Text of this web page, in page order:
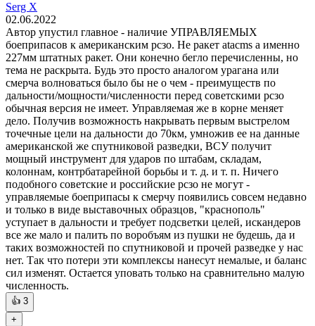
Serg X
02.06.2022
Автор упустил главное - наличие УПРАВЛЯЕМЫХ
боеприпасов к американским рсзо. Не ракет atacms а именно
227мм штатных ракет. Они конечно бегло перечисленны, но
тема не раскрыта. Будь это просто аналогом урагана или
смерча волноваться было бы не о чем - преимуществ по
дальности/мощности/численности перед советскими рсзо
обычная версия не имеет. Управляемая же в корне меняет
дело. Получив возможность накрывать первым выстрелом
точечные цели на дальности до 70км, умножив ее на данные
американской же спутниковой разведки, ВСУ получит
мощный инструмент для ударов по штабам, складам,
колоннам, контрбатарейной борьбы и т. д. и т. п. Ничего
подобного советские и российские рсзо не могут -
управляемые боеприпасы к смерчу появились совсем недавно
и только в виде выставочных образцов, "краснополь"
уступает в дальности и требует подсветки целей, искандеров
все же мало и палить по воробъям из пушки не будешь, да и
таких возможностей по спутниковой и прочей разведке у нас
нет. Так что потери эти комплексы нанесут немалые, и баланс
сил изменят. Остается уповать только на сравнительно малую
численность.
👍 3
+